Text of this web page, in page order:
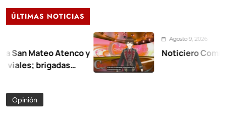
ÚLTIMAS NOTICIAS
Atenco y
Agosto 9, 2026
Noticiero Comunicación
Opinión